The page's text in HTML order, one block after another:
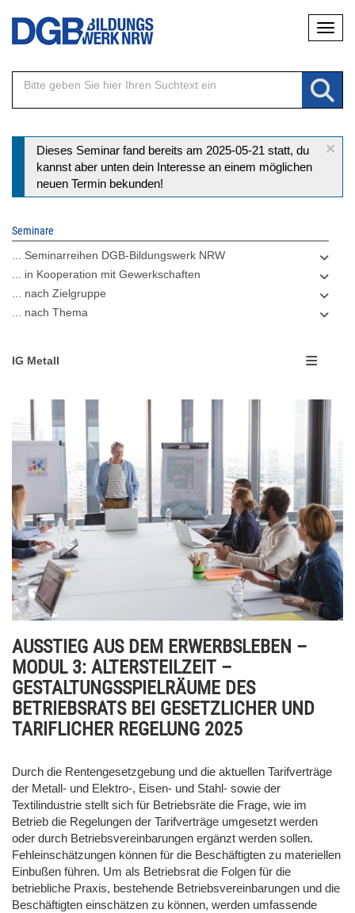
Direkt
Inhalt
×
Statusmeldung
Dieses Seminar fand bereits am 2025-05-21 statt, du
kannst aber unten dein Interesse an einem möglichen
neuen Termin bekunden!
Seminare
... Seminarreihen DGB-Bildungswerk NRW
... in Kooperation mit Gewerkschaften
... nach Zielgruppe
... nach Thema
IG Metall
AUSSTIEG AUS DEM ERWERBSLEBEN –
MODUL 3: ALTERSTEILZEIT –
GESTALTUNGSSPIELRÄUME DES
BETRIEBSRATS BEI GESETZLICHER UND
TARIFLICHER REGELUNG 2025
Durch die Rentengesetzgebung und die aktuellen Tarifverträge
der Metall- und Elektro-, Eisen- und Stahl- sowie der
Textilindustrie stellt sich für Betriebsräte die Frage, wie im
Betrieb die Regelungen der Tarifverträge umgesetzt werden
oder durch Betriebsvereinbarungen ergänzt werden sollen.
Fehleinschätzungen können für die Beschäftigten zu materiellen
Einbußen führen. Um als Betriebsrat die Folgen für die
betriebliche Praxis, bestehende Betriebsvereinbarungen und die
Beschäftigten einschätzen zu können, werden umfassende